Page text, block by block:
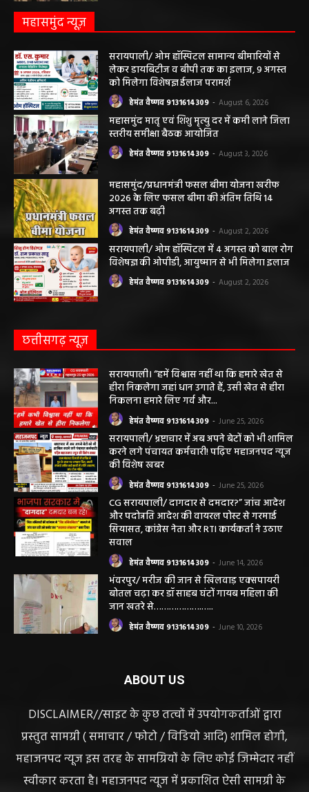
महासमुंद न्यूज़
सरायपाली/ ओम हॉस्पिटल सामान्य बीमारियों से
लेकर डायबिटीज व बीपी तक का इलाज, 9 अगस्त
को मिलेगा विशेषज्ञ ईलाज परामर्श
हेमंत वैष्णव 9131614309 - August 6, 2026
महासमुंद मातृ एवं शिशु मृत्यु दर में कमी लाने जिला
स्तरीय समीक्षा बैठक आयोजित
हेमंत वैष्णव 9131614309 - August 3, 2026
महासमुंद/प्रधानमंत्री फसल बीमा योजना खरीफ
2026 के लिए फसल बीमा की अंतिम तिथि 14
अगस्त तक बढ़ी
हेमंत वैष्णव 9131614309 - August 2, 2026
सरायपाली/ ओम हॉस्पिटल में 4 अगस्त को बाल रोग
विशेषज्ञ की ओपीडी, आयुष्मान से भी मिलेगा इलाज
हेमंत वैष्णव 9131614309 - August 2, 2026
छत्तीसगढ़ न्यूज़
सरायपाली। “हमें विश्वास नहीं था कि हमारे खेत से
हीरा निकलेगा जहां धान उगाते हैं, उसी खेत से हीरा
निकलना हमारे लिए गर्व और...
हेमंत वैष्णव 9131614309 - June 25, 2026
सरायपाली/ भ्रष्टाचार में अब अपने बेटों को भी शामिल
करने लगे पंचायत कर्मचारी! पढ़िए महाजनपद न्यूज
की विशेष खबर
हेमंत वैष्णव 9131614309 - June 25, 2026
CG सरायपाली/ दागदार से दमदार?” जांच आदेश
और पदोन्नति आदेश की वायरल पोस्ट से गरमाई
सियासत, कांग्रेस नेता और RTI कार्यकर्ता ने उठाए
सवाल
हेमंत वैष्णव 9131614309 - June 14, 2026
भंवरपुर/ मरीज की जान से खिलवाड़ एक्सपायरी
बोतल चढ़ा कर डॉ साहब घंटों गायब महिला की
जान खतरे से……………….…..
हेमंत वैष्णव 9131614309 - June 10, 2026
ABOUT US
DISCLAIMER//साइट के कुछ तत्वों में उपयोगकर्ताओं द्वारा
प्रस्तुत सामग्री ( समाचार / फोटो / विडियो आदि) शामिल होगी,
महाजनपद न्यूज इस तरह के सामग्रियों के लिए कोई जिम्मेदार नहीं
स्वीकार करता है। महाजनपद न्यूज में प्रकाशित ऐसी सामग्री के